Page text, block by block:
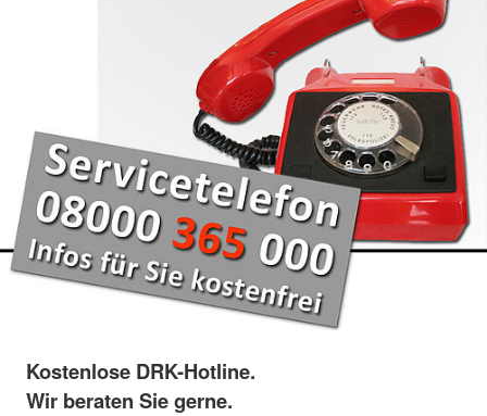
Kostenlose DRK-Hotline.
Wir beraten Sie gerne.